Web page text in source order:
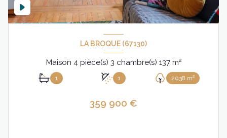
LA BROQUE (67130)
Maison 4 pièce(s) 3 chambre(s) 137 m²
1 1 2038 m²
359 900 €